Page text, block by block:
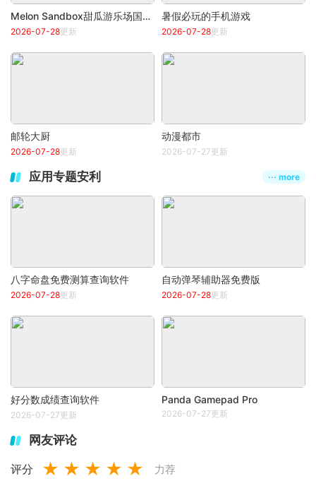
Melon Sandbox甜瓜游乐场国际服
2026-07-28更新
暑假必玩的手机游戏
2026-07-28更新
邮轮大厨
2026-07-28更新
动漫都市
2026-07-27更新
应用专题安利 ··· more
八字命盘免费测算查询软件
2026-07-28更新
自动弹琴辅助器免费版
2026-07-28更新
好分数成绩查询软件
2026-07-27更新
Panda Gamepad Pro
2026-07-27更新
网友评论
评分 ★ ★ ★ ★ ★ 力荐